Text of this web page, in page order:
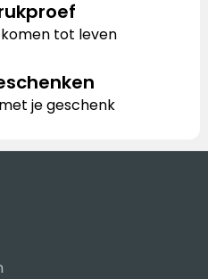
tot leven
je geschenk